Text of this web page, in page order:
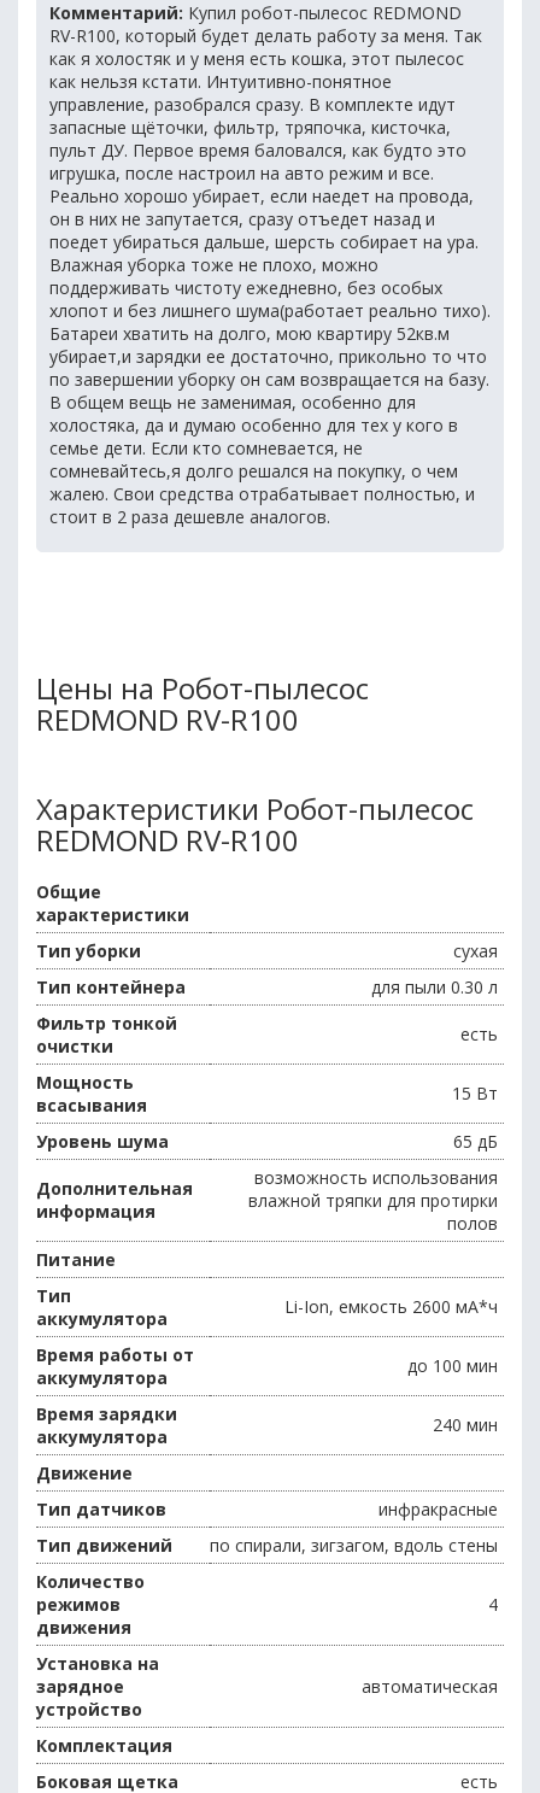
Комментарий: Купил робот-пылесос REDMOND
RV-R100, который будет делать работу за меня. Так
как я холостяк и у меня есть кошка, этот пылесос
как нельзя кстати. Интуитивно-понятное
управление, разобрался сразу. В комплекте идут
запасные щёточки, фильтр, тряпочка, кисточка,
пульт ДУ. Первое время баловался, как будто это
игрушка, после настроил на авто режим и все.
Реально хорошо убирает, если наедет на провода,
он в них не запутается, сразу отъедет назад и
поедет убираться дальше, шерсть собирает на ура.
Влажная уборка тоже не плохо, можно
поддерживать чистоту ежедневно, без особых
хлопот и без лишнего шума(работает реально тихо).
Батареи хватить на долго, мою квартиру 52кв.м
убирает,и зарядки ее достаточно, прикольно то что
по завершении уборку он сам возвращается на базу.
В общем вещь не заменимая, особенно для
холостяка, да и думаю особенно для тех у кого в
семье дети. Если кто сомневается, не
сомневайтесь,я долго решался на покупку, о чем
жалею. Свои средства отрабатывает полностью, и
стоит в 2 раза дешевле аналогов.
Цены на Робот-пылесос
REDMOND RV-R100
Характеристики Робот-пылесос
REDMOND RV-R100
Общие
характеристики
Тип уборки
сухая
Тип контейнера
для пыли 0.30 л
Фильтр тонкой
очистки
есть
Мощность
всасывания
15 Вт
Уровень шума 65 дБ
Дополнительная
информация
возможность использования
влажной тряпки для протирки
полов
Питание
Тип
аккумулятора
Li-Ion, емкость 2600 мА*ч
Время работы от
аккумулятора
до 100 мин
Время зарядки
аккумулятора
240 мин
Движение
Тип датчиков
инфракрасные
Тип движений
по спирали, зигзагом, вдоль стены
Количество
режимов
движения
4
Установка на
зарядное
устройство
автоматическая
Комплектация
Боковая щетка
есть